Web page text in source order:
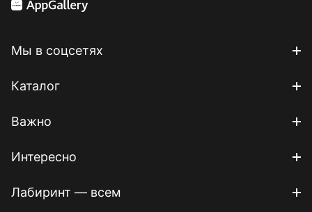
Мы в соцсетях
Каталог
Важно
Интересно
Лабиринт — всем